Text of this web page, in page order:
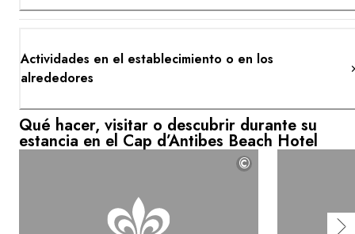
Actividades en el establecimiento o en los
alrededores
Qué hacer, visitar o descubrir durante su
estancia en el Cap d’Antibes Beach Hotel
©